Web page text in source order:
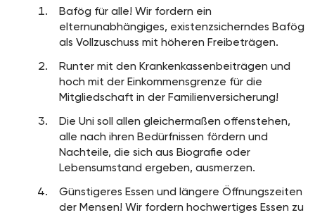
Bafög für alle! Wir fordern ein
elternunabhängiges, existenzsicherndes Bafög
als Vollzuschuss mit höheren Freibeträgen.
Runter mit den Krankenkassenbeiträgen und
hoch mit der Einkommensgrenze für die
Mitgliedschaft in der Familienversicherung!
Die Uni soll allen gleichermaßen offenstehen,
alle nach ihren Bedürfnissen fördern und
Nachteile, die sich aus Biografie oder
Lebensumstand ergeben, ausmerzen.
Günstigeres Essen und längere Öffnungszeiten
der Mensen! Wir fordern hochwertiges Essen zu